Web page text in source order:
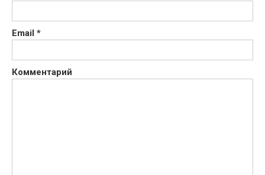
Email *
Комментарий